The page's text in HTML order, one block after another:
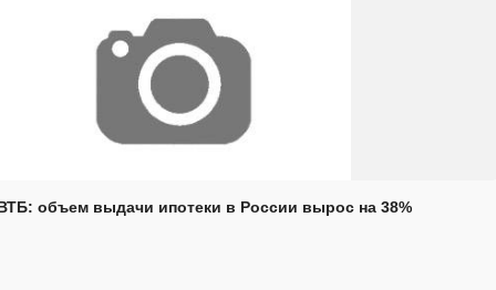
объем выдачи ипотеки в России вырос на 38%